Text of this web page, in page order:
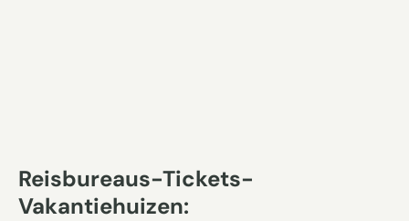
Reisbureaus-Tickets-
Vakantiehuizen: